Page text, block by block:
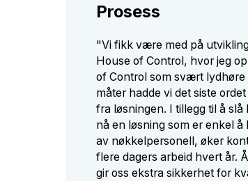
Prosess
"Vi fikk være med på
House of Control, hvor jeg
of Control som svært
måter hadde vi det siste
fra løsningen. I tillegg til å
nå en løsning som er enkel
av nøkkelpersonell, øker
flere dagers arbeid hvert år.
gir oss ekstra sikkerhet for